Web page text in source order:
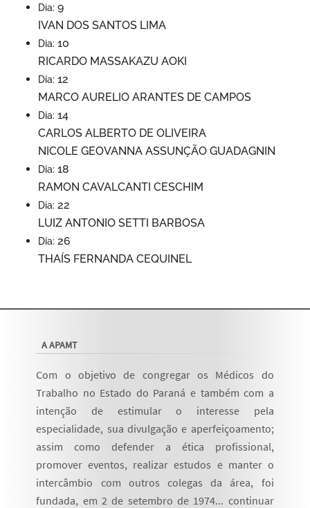
Dia: 9
IVAN DOS SANTOS LIMA
Dia: 10
RICARDO MASSAKAZU AOKI
Dia: 12
MARCO AURELIO ARANTES DE CAMPOS
Dia: 14
CARLOS ALBERTO DE OLIVEIRA
NICOLE GEOVANNA ASSUNÇÃO GUADAGNIN
Dia: 18
RAMON CAVALCANTI CESCHIM
Dia: 22
LUIZ ANTONIO SETTI BARBOSA
Dia: 26
THAÍS FERNANDA CEQUINEL
A APAMT
Com o objetivo de congregar os Médicos do
Trabalho no Estado do Paraná e também com a
intenção de estimular o interesse pela
especialidade, sua divulgação e aperfeiçoamento;
assim como defender a ética profissional,
promover eventos, realizar estudos e manter o
intercâmbio com outros colegas da área, foi
fundada, em 2 de setembro de 1974... continuar